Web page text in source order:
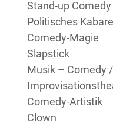
Stand-up
Po­li­ti­sches
Co­me­dy-Ma­gie
Slap­stick
Mu­sik – Co­me­dy
Co­me­dy-Ar­tis­tik
Clown